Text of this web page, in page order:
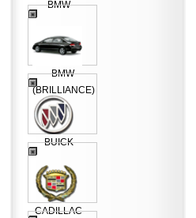
BMW
BMW
(BRILLIANCE)
BUICK
CADILLAC